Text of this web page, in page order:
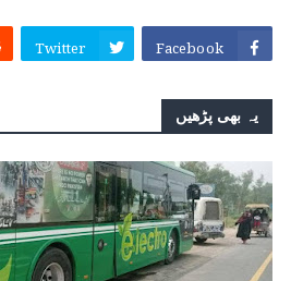
Facebook
Twitter
یہ بھی پڑھیں